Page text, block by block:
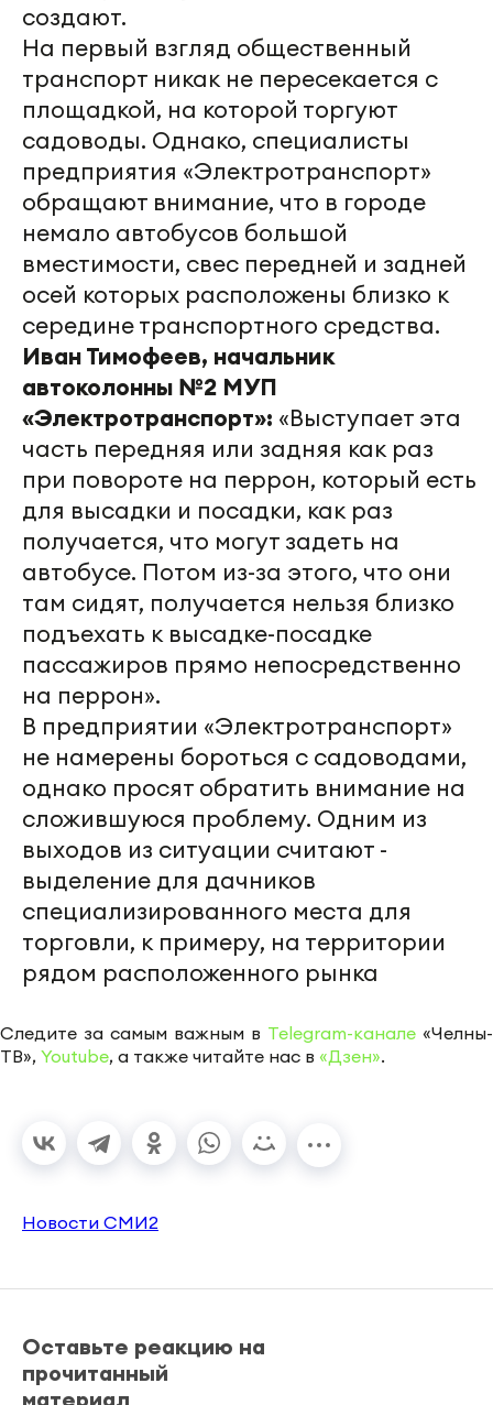
создают.
На первый взгляд общественный
транспорт никак не пересекается с
площадкой, на которой торгуют
садоводы. Однако, специалисты
предприятия «Электротранспорт»
обращают внимание, что в городе
немало автобусов большой
вместимости, свес передней и задней
осей которых расположены близко к
середине транспортного средства.
Иван Тимофеев, начальник
автоколонны №2 МУП
«Электротранспорт»: «Выступает эта
часть передняя или задняя как раз
при повороте на перрон, который есть
для высадки и посадки, как раз
получается, что могут задеть на
автобусе. Потом из-за этого, что они
там сидят, получается нельзя близко
подъехать к высадке-посадке
пассажиров прямо непосредственно
на перрон».
В предприятии «Электротранспорт»
не намерены бороться с садоводами,
однако просят обратить внимание на
сложившуюся проблему. Одним из
выходов из ситуации считают -
выделение для дачников
специализированного места для
торговли, к примеру, на территории
рядом расположенного рынка
Следите за самым важным в Telegram-канале «Челны-
ТВ», Youtube, а также читайте нас в «Дзен».
Новости СМИ2
Оставьте реакцию на
прочитанный
материал